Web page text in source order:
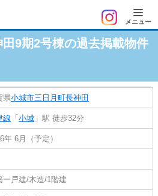
メニュー
9期2号棟の過去掲載物件
県小城市三日月町長神田
線 「 小城 」駅 徒歩32分
年 6月（予定）
一戸建/木造/1階建